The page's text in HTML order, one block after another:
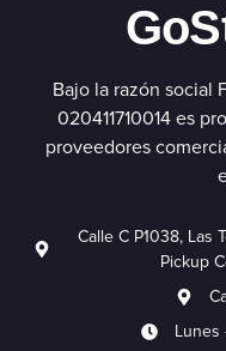
Bajo la razón social
020411710014 es
proveedores
Calle C P1038, Las
Pickup
Lunes